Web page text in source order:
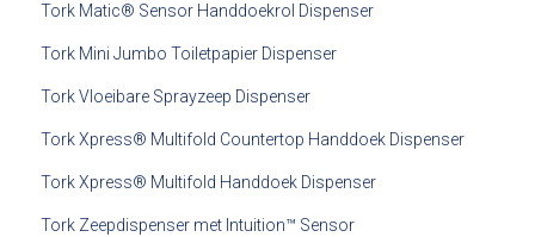
Tork Matic® Sensor Handdoekrol Dispenser
Tork Mini Jumbo Toiletpapier Dispenser
Tork Vloeibare Sprayzeep Dispenser
Tork Xpress® Multifold Countertop Handdoek Dispenser
Tork Xpress® Multifold Handdoek Dispenser
Tork Zeepdispenser met Intuition™ Sensor